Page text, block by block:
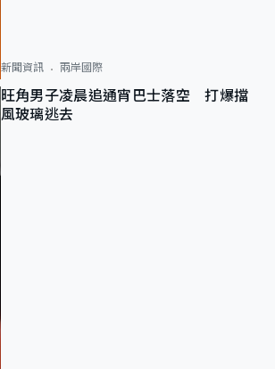
新聞資訊 兩岸國際
旺角男子凌晨追通宵巴士落空 打爆擋
風玻璃逃去